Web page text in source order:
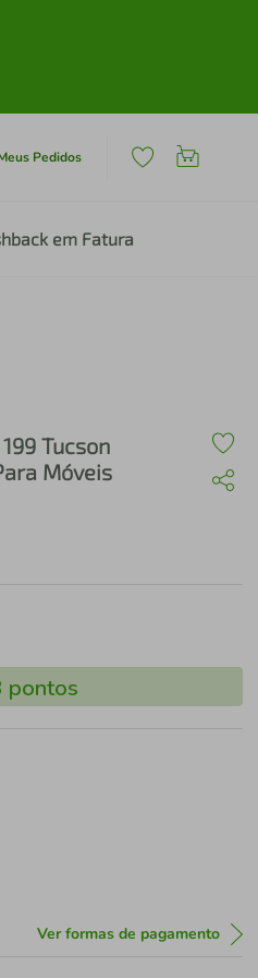
Pedidos
em Fatura
Tucson
Móveis
pontos
Ver formas de pagamento